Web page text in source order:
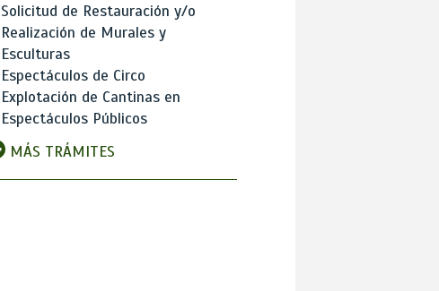
Solicitud de Restauración y/o
Realización de Murales y
Esculturas
Espectáculos de Circo
Explotación de Cantinas en
Espectáculos Públicos
MÁS TRÁMITES